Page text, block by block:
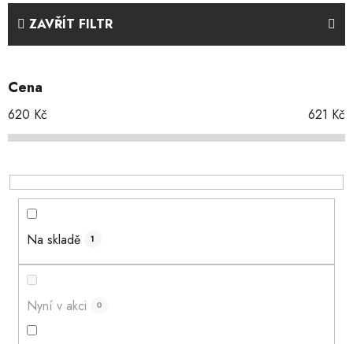
í
p
r
o
d
k
t
ZAVŘÍT FILTR
Cena
620 Kč 621 Kč
Na skladě 1
Nyní v akci 0